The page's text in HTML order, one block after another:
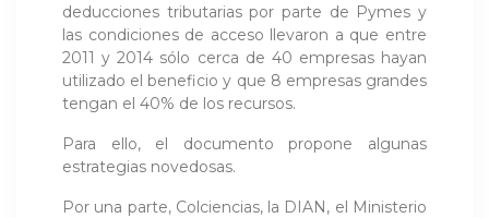
deducciones tributarias por parte de Pymes y
las condiciones de acceso llevaron a que entre
2011 y 2014 sólo cerca de 40 empresas hayan
utilizado el beneficio y que 8 empresas grandes
tengan el 40% de los recursos.
Para ello, el documento propone algunas
estrategias novedosas.
Por una parte, Colciencias, la DIAN, el Ministerio